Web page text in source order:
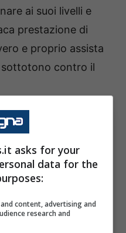
ai suoi livelli e
prestazione di
e proprio assista
sottotono contro il
BolognaSportNews
asks for your
data for the
content, advertising and
research and